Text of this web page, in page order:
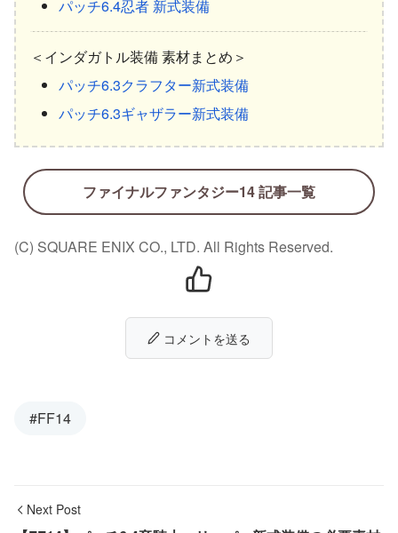
パッチ6.4忍者 新式装備
＜インダガトル装備 素材まとめ＞
パッチ6.3クラフター新式装備
パッチ6.3ギャザラー新式装備
ファイナルファンタジー14 記事一覧
(C) SQUARE ENIX CO., LTD. All Rights Reserved.
コメントを送る
#FF14
Next Post